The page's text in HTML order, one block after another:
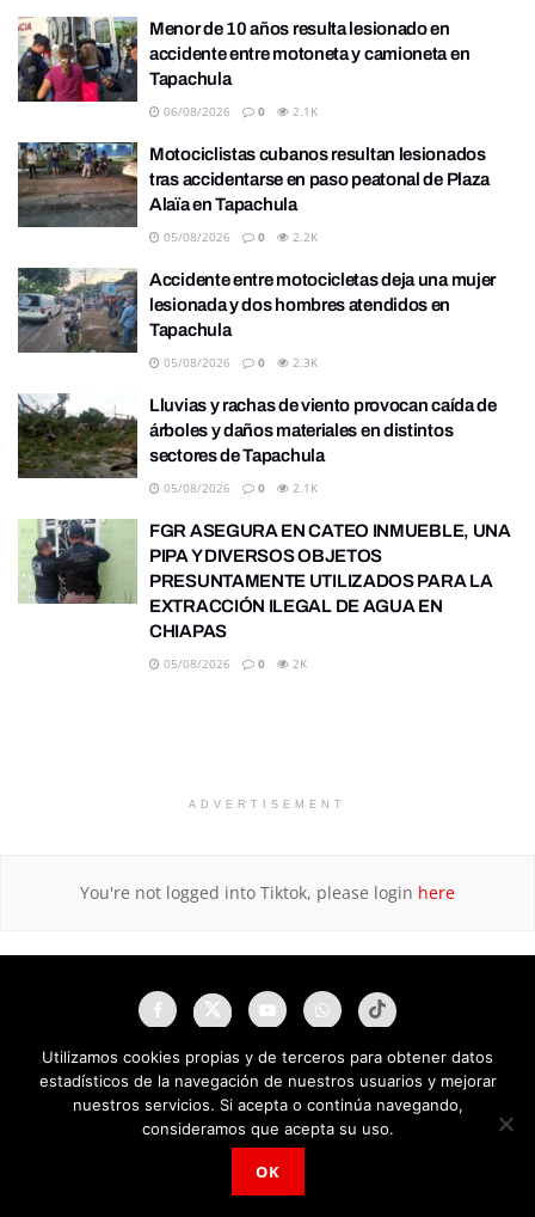
Menor de 10 años resulta lesionado en
accidente entre motoneta y camioneta en
Tapachula
06/08/2026 0 2.1K
Motociclistas cubanos resultan lesionados
tras accidentarse en paso peatonal de Plaza
Alaïa en Tapachula
05/08/2026 0 2.2K
Accidente entre motocicletas deja una mujer
lesionada y dos hombres atendidos en
Tapachula
05/08/2026 0 2.3K
Lluvias y rachas de viento provocan caída de
árboles y daños materiales en distintos
sectores de Tapachula
05/08/2026 0 2.1K
FGR ASEGURA EN CATEO INMUEBLE, UNA
PIPA Y DIVERSOS OBJETOS
PRESUNTAMENTE UTILIZADOS PARA LA
EXTRACCIÓN ILEGAL DE AGUA EN
CHIAPAS
05/08/2026 0 2K
ADVERTISEMENT
You're not logged into Tiktok, please login here
NAU Noticias A Tiempo Universales © 2025
Utilizamos cookies propias y de terceros para obtener datos
estadísticos de la navegación de nuestros usuarios y mejorar
nuestros servicios. Si acepta o continúa navegando,
consideramos que acepta su uso.
OK